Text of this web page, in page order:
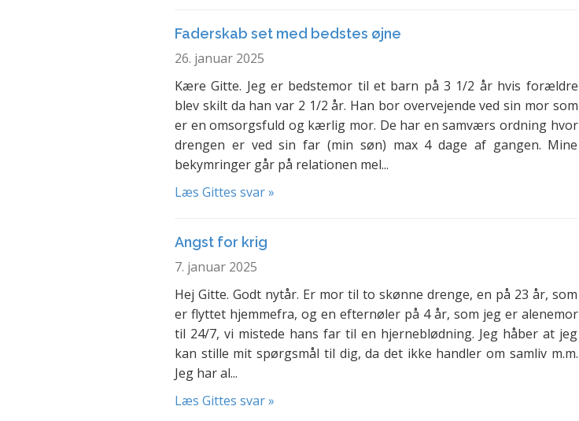
Faderskab set med bedstes øjne
26. januar 2025
Kære Gitte. Jeg er bedstemor til et barn på 3 1/2 år hvis forældre
blev skilt da han var 2 1/2 år. Han bor overvejende ved sin mor som
er en omsorgsfuld og kærlig mor. De har en samværs ordning hvor
drengen er ved sin far (min søn) max 4 dage af gangen. Mine
bekymringer går på relationen mel...
Læs Gittes svar »
Angst for krig
7. januar 2025
Hej Gitte. Godt nytår. Er mor til to skønne drenge, en på 23 år, som
er flyttet hjemmefra, og en efternøler på 4 år, som jeg er alenemor
til 24/7, vi mistede hans far til en hjerneblødning. Jeg håber at jeg
kan stille mit spørgsmål til dig, da det ikke handler om samliv m.m.
Jeg har al...
Læs Gittes svar »